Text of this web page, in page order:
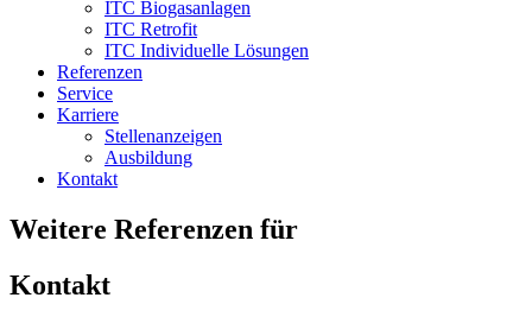
ITC Biogasanlagen
ITC Retrofit
ITC Individuelle Lösungen
Referenzen
Service
Karriere
Stellenanzeigen
Ausbildung
Kontakt
Weitere Referenzen für
Kontakt